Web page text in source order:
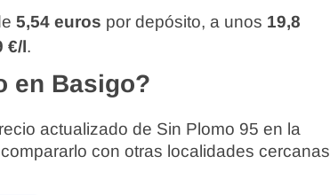
5,54 euros por depósito, a unos 19,8
€/l.
en Basigo?
actualizado de Sin Plomo 95 en la
con otras localidades cercanas